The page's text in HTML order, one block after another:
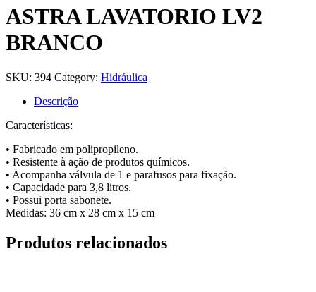
ASTRA LAVATORIO LV2
BRANCO
SKU: 394 Category: Hidráulica
Descrição
Características:
• Fabricado em polipropileno.
• Resistente à ação de produtos químicos.
• Acompanha válvula de 1 e parafusos para fixação.
• Capacidade para 3,8 litros.
• Possui porta sabonete.
Medidas: 36 cm x 28 cm x 15 cm
Produtos relacionados